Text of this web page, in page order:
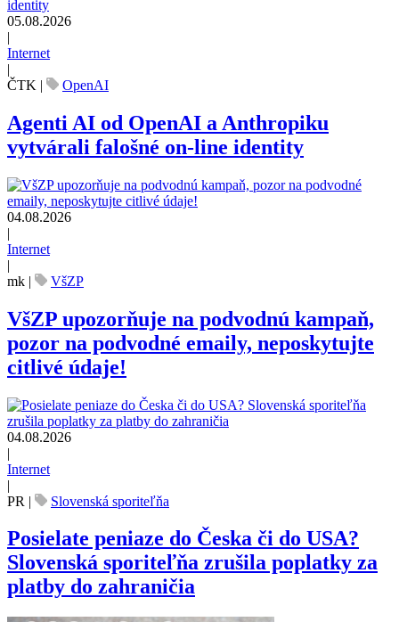
05.08.2026
|
Internet
|
ČTK | OpenAI
Agenti AI od OpenAI a Anthropiku
vytvárali falošné on-line identity
04.08.2026
|
Internet
|
mk | VšZP
VšZP upozorňuje na podvodnú kampaň,
pozor na podvodné emaily, neposkytujte
citlivé údaje!
04.08.2026
|
Internet
|
PR | Slovenská sporiteľňa
Posielate peniaze do Česka či do USA?
Slovenská sporiteľňa zrušila poplatky za
platby do zahraničia